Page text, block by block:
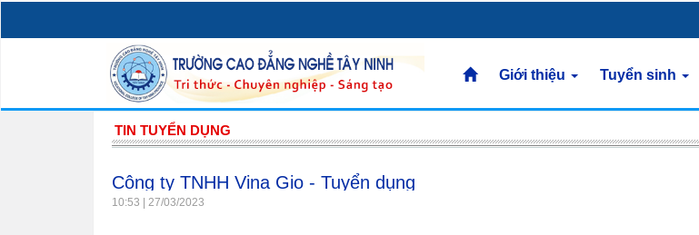
Giới thiệu Tuyển sinh
TIN TUYỂN DỤNG
Công ty TNHH Vina Gio - Tuyển dụng
10:53 | 27/03/2023